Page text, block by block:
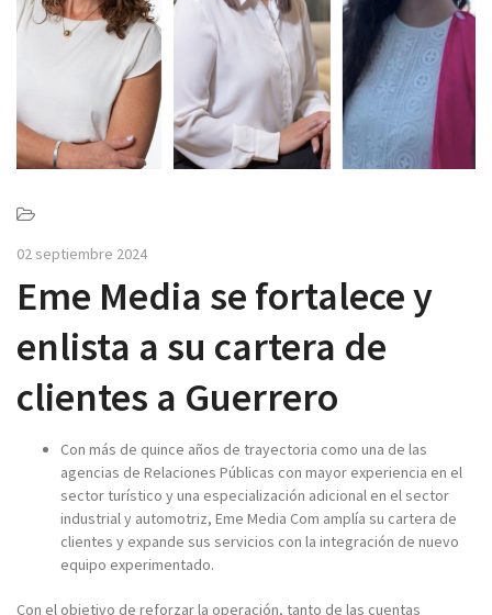
v
i
o
02 septiembre 2024
Eme Media se fortalece y
enlista a su cartera de
clientes a Guerrero
Con más de quince años de trayectoria como una de las
agencias de Relaciones Públicas con mayor experiencia en el
sector turístico y una especialización adicional en el sector
industrial y automotriz, Eme Media Com amplía su cartera de
clientes y expande sus servicios con la integración de nuevo
equipo experimentado.
Con el objetivo de reforzar la operación, tanto de las cuentas